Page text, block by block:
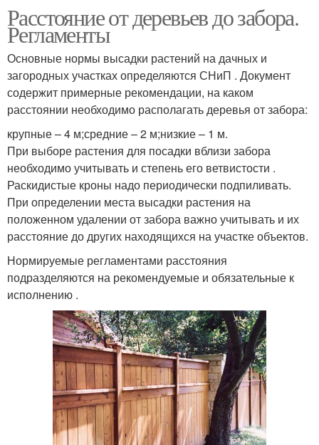
Расстояние от деревьев до забора.
Регламенты
Основные нормы высадки растений на дачных и
загородных участках определяются СНиП . Документ
содержит примерные рекомендации, на каком
расстоянии необходимо располагать деревья от забора:
крупные – 4 м;средние – 2 м;низкие – 1 м.
При выборе растения для посадки вблизи забора
необходимо учитывать и степень его ветвистости .
Раскидистые кроны надо периодически подпиливать.
При определении места высадки растения на
положенном удалении от забора важно учитывать и их
расстояние до других находящихся на участке объектов.
Нормируемые регламентами расстояния
подразделяются на рекомендуемые и обязательные к
исполнению .